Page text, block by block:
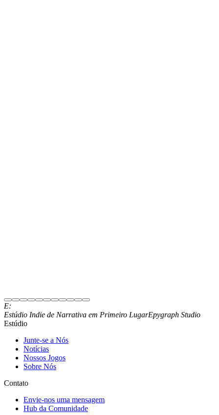
Assinar Newsletter
Junte-se ao nosso Discord
E:
Estúdio Indie de Narrativa em Primeiro LugarEpygraph Studio
Estúdio
Junte-se a Nós
Notícias
Nossos Jogos
Sobre Nós
Contato
Envie-nos uma mensagem
Hub da Comunidade